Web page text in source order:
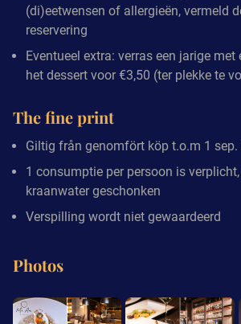
(di)eetwensen of allergieën, vermeld
reservering
Eventueel extra: verras een jarige
het dessert voor €3,50 (ter plekke te
The fine print
Giltig från genomfört köp t.o.m 1 sep.
1 consumptie per persoon is
kraanwater geschonken
Verspilling wordt niet gewaardeerd
Photos